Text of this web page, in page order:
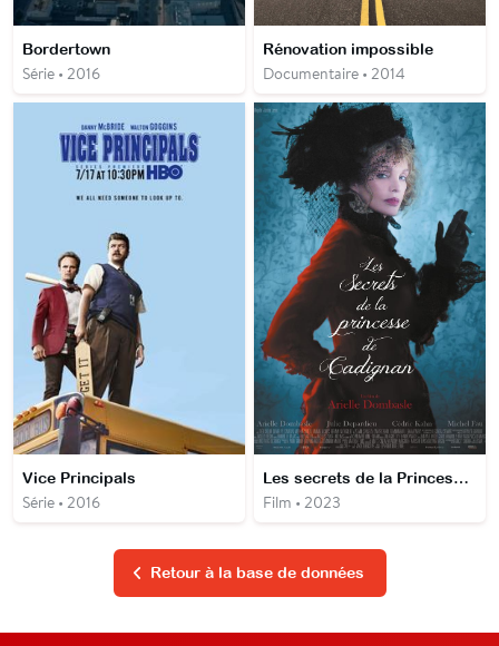
Bordertown
Série • 2016
Rénovation impossible
Documentaire • 2014
Vice Principals
Série • 2016
Les secrets de la Princesse de Cadignan
Film • 2023
Retour à la base de données